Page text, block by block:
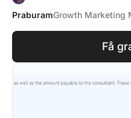
PraburamGrowth Marketing
Få